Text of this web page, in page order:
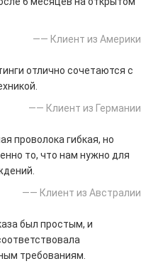
—— Клиент из Америки
отлично сочетаются с
—— Клиент из Германии
проволока гибкая, но
то, что нам нужно для
—— Клиент из Австралии
был простым, и
требованиям.